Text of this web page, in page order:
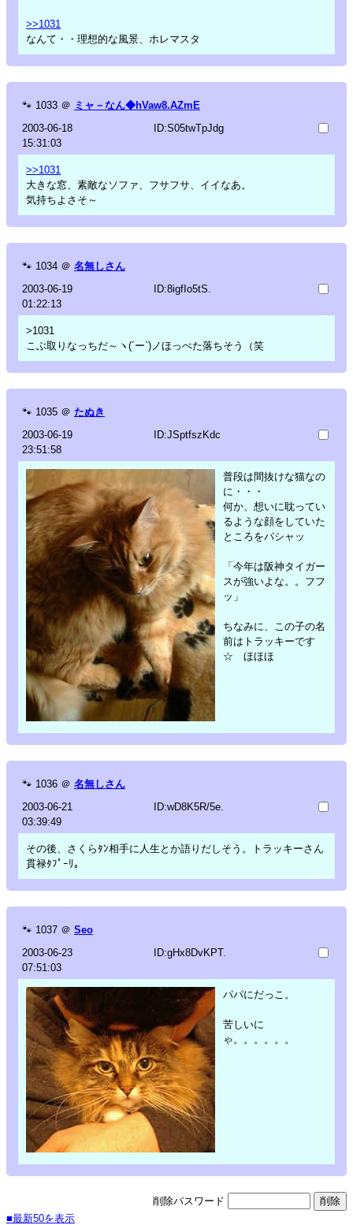
>>1031
なんて・・理想的な風景、ホレマスタ
🐾 1033 ＠ ミャ－なん◆hVaw8.AZmE
2003-06-18
15:31:03
ID:S05twTpJdg
>>1031
大きな窓、素敵なソファ、フサフサ、イイなあ。
気持ちよさそ～
🐾 1034 ＠ 名無しさん
2003-06-19
01:22:13
ID:8igfIo5tS.
>1031
こぶ取りなっちだ～ヽ(´ー`)ノほっぺた落ちそう（笑
🐾 1035 ＠ たぬき
2003-06-19
23:51:58
ID:JSptfszKdc
普段は間抜けな猫なの
に・・・
何か、想いに耽ってい
るような顔をしていた
ところをパシャッ
「今年は阪神タイガー
スが強いよな。。フフ
ッ」
ちなみに、この子の名
前はトラッキーです
☆ ほほほ
🐾 1036 ＠ 名無しさん
2003-06-21
03:39:49
ID:wD8K5R/5e.
その後、さくらﾀﾝ相手に人生とか語りだしそう。トラッキーさん
貫禄ﾀﾌﾟｰﾘ。
🐾 1037 ＠ Seo
2003-06-23
07:51:03
ID:gHx8DvKPT.
パパにだっこ。
苦しいに
ゃ。。。。。。
削除パスワード
■最新50を表示